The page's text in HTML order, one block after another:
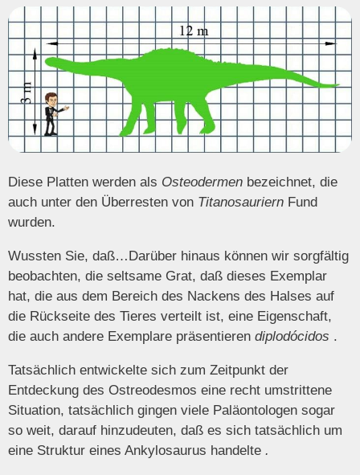
Diese Platten werden als Osteodermen bezeichnet, die
auch unter den Überresten von Titanosauriern Fund
wurden.
Wussten Sie, daß…Darüber hinaus können wir sorgfältig
beobachten, die seltsame Grat, daß dieses Exemplar
hat, die aus dem Bereich des Nackens des Halses auf
die Rückseite des Tieres verteilt ist, eine Eigenschaft,
die auch andere Exemplare präsentieren diplodócidos .
Tatsächlich entwickelte sich zum Zeitpunkt der
Entdeckung des Ostreodesmos eine recht umstrittene
Situation, tatsächlich gingen viele Paläontologen sogar
so weit, darauf hinzudeuten, daß es sich tatsächlich um
eine Struktur eines Ankylosaurus handelte .